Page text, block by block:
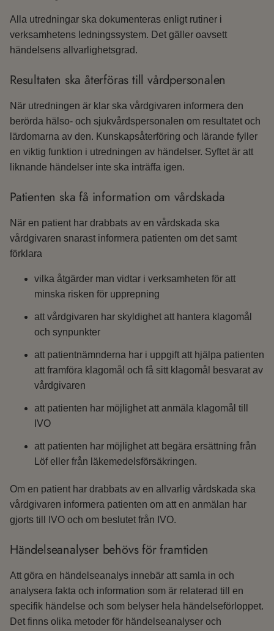
Alla utredningar ska dokumenteras enligt rutiner i
verksamhetens ledningssystem. Det gäller oavsett
händelsens allvarlighetsgrad.
Resultaten ska återföras till vårdpersonalen
När utredningen är klar ska vårdgivaren informera den
berörda hälso- och sjukvårdspersonalen om resultatet och
lärdomarna av den. Kunskapsåterföring och lärande fyller
en viktig funktion i utredningen av händelser. Syftet är att
liknande händelser inte ska inträffa igen.
Patienten ska få information om vårdskada
När en patient har drabbats av en vårdskada ska
vårdgivaren snarast informera patienten om det samt
förklara
vilka åtgärder man vidtar i verksamheten för att
minska risken för upprepning
att vårdgivaren har skyldighet att hantera klagomål
och synpunkter
att patientnämnderna har i uppgift att hjälpa patienten
att framföra klagomål och få sitt klagomål besvarat av
vårdgivaren
att patienten har möjlighet att anmäla klagomål till
IVO
att patienten har möjlighet att begära ersättning från
Löf eller från läkemedelsförsäkringen.
Om en patient har drabbats av en allvarlig vårdskada ska
vårdgivaren informera patienten om att en anmälan har
gjorts till IVO och om beslutet från IVO.
Händelseanalyser behövs för framtiden
Att göra en händelseanalys innebär att samla in och
analysera fakta och information som är relaterad till en
specifik händelse och som belyser hela händelseförloppet.
Det finns olika metoder för händelseanalyser och